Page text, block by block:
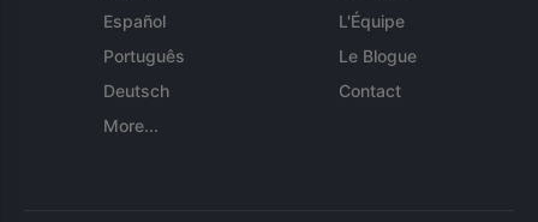
Español
Português
Deutsch
More...
L'Équipe
Le Blogue
Contact